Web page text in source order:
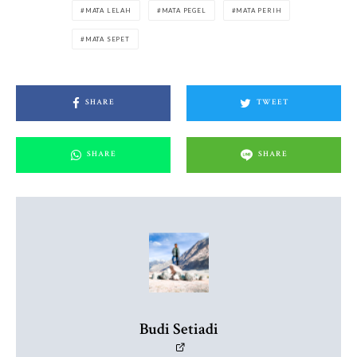
MATA LELAH MATA PEGEL MATA PERIH
MATA SEPET
SHARE TWEET
SHARE SHARE
Budi Setiadi